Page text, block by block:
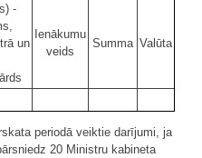
-
un
Ienākumu
veids
Summa Valūta
periodā veiktie darījumi, ja
20 Ministru kabineta